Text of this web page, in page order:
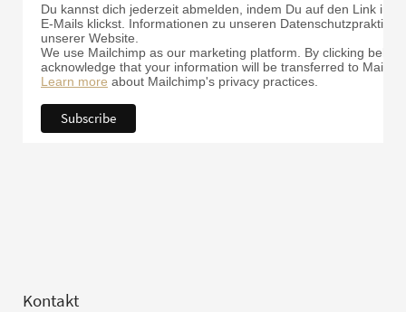
Du kannst dich jederzeit abmelden, indem Du auf den Link in
E-Mails klickst. Informationen zu unseren
unserer Website.
We use Mailchimp as our marketing platform. By clicking
acknowledge that your information will be transferred to
Learn more about Mailchimp's privacy practices.
Kontakt